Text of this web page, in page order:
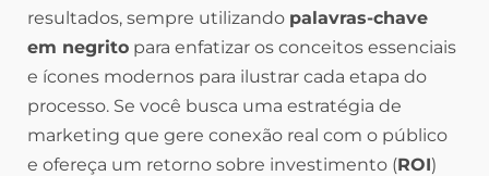
resultados, sempre utilizando palavras-chave
em negrito para enfatizar os conceitos essenciais
e ícones modernos para ilustrar cada etapa do
processo. Se você busca uma estratégia de
marketing que gere conexão real com o público
e ofereça um retorno sobre investimento (ROI)